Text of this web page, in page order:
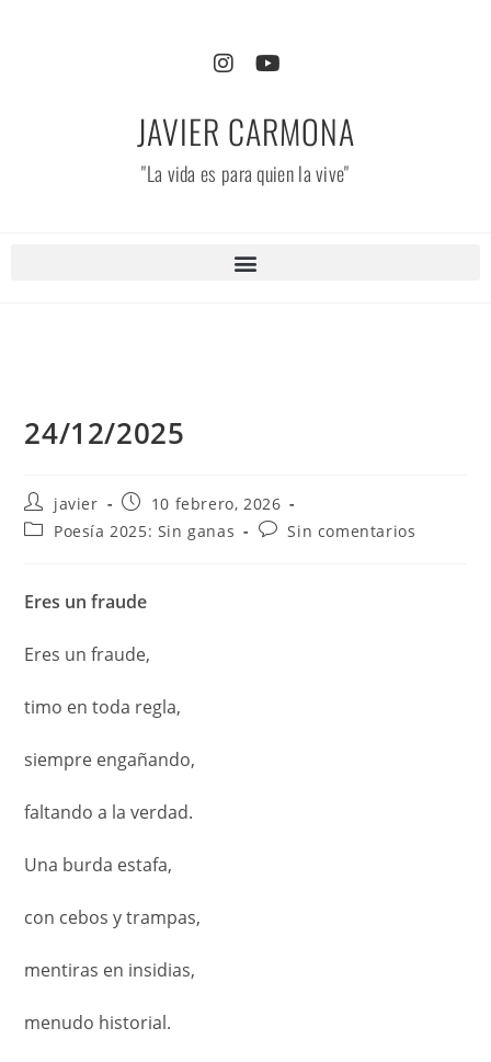
JAVIER CARMONA
"La vida es para quien la vive"
24/12/2025
javier
10 febrero, 2026
Poesía 2025: Sin ganas
Sin comentarios
Eres un fraude
Eres un fraude,
timo en toda regla,
siempre engañando,
faltando a la verdad.
Una burda estafa,
con cebos y trampas,
mentiras en insidias,
menudo historial.